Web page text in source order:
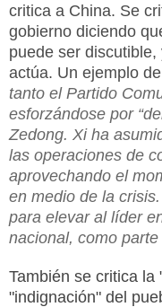
critica a China. Se
gobierno diciendo
puede ser
actúa. Un ejemplo
tanto el Partido
esforzándose por
Zedong. Xi ha
las operaciones de
aprovechando el
en medio de la
para elevar al líder
nacional, como
También se critica la
"indignación" del